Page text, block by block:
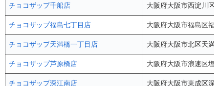
チョコザップ千船店 大阪府大阪市西淀川
チョコザップ福島七丁目店 大阪府大阪市福島区
チョコザップ天満橋一丁目店 大阪府大阪市北区天
チョコザップ芦原橋店 大阪府大阪市浪速区
チョコザップ深江南店 大阪府大阪市東成区